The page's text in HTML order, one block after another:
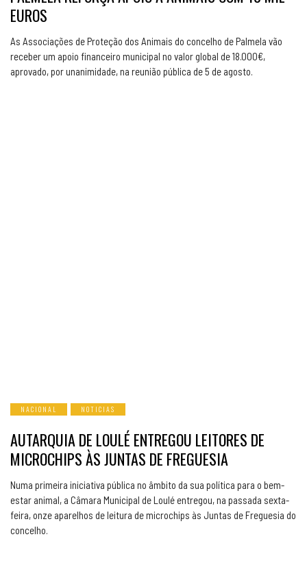
EUROS
As Associações de Proteção dos Animais do concelho de Palmela vão
receber um apoio financeiro municipal no valor global de 18.000€,
aprovado, por unanimidade, na reunião pública de 5 de agosto.
NACIONAL NOTICIAS
AUTARQUIA DE LOULÉ ENTREGOU LEITORES DE
MICROCHIPS ÀS JUNTAS DE FREGUESIA
Numa primeira iniciativa pública no âmbito da sua política para o bem-
estar animal, a Câmara Municipal de Loulé entregou, na passada sexta-
feira, onze aparelhos de leitura de microchips às Juntas de Freguesia do
concelho.